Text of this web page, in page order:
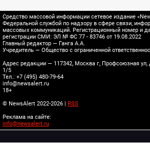
Средство массовой информации сетевое издание
Федеральной службой по надзору в сфере связи,
массовых коммуникаций. Регистрационный номер и
регистрации СМИ: ЭЛ № ФС 77 - 83746 от 19.08.2022
Главный редактор — Ганга А.А.
Учредитель — Общество с ограниченной
Адрес редакции — 117342, Москва г, Профсоюзная ул,
1/5
Тел.: +7 (495) 480-79-64
info@newsalert.ru
18+
© NewsAlert 2022-2026 |
RSS
Реклама на сайте:
info@newsalert.ru